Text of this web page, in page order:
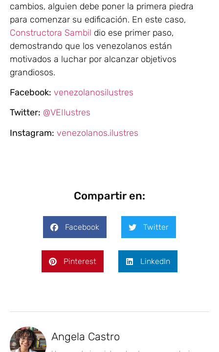
cambios, alguien debe poner la primera piedra
para comenzar su edificación. En este caso,
Constructora Sambil dio ese primer paso,
demostrando que los venezolanos están
motivados a luchar por alcanzar objetivos
grandiosos.
Facebook: venezolanosilustres
Twitter: @VEIlustres
Instagram: venezolanos.ilustres
Compartir en:
Facebook Twitter
Pinterest LinkedIn
Angela Castro